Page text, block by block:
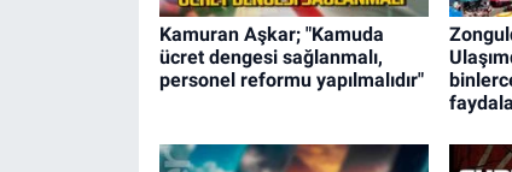
Kamuran Aşkar; "Kamuda
ücret dengesi sağlanmalı,
personel reformu yapılmalıdır"